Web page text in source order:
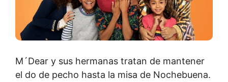
M´Dear y sus hermanas tratan de mantener
el do de pecho hasta la misa de Nochebuena.